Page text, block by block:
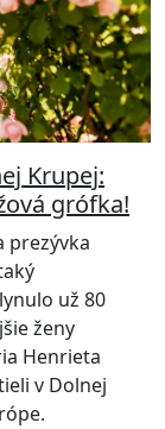
Krupej:
grófka!
prezývka
už 80
ženy
Henrieta
v Dolnej